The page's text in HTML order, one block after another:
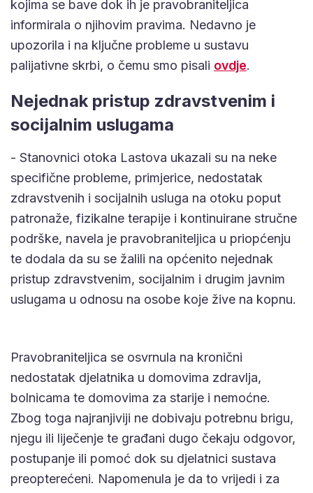
kojima se bave dok ih je pravobraniteljica
informirala o njihovim pravima. Nedavno je
upozorila i na ključne probleme u sustavu
palijativne skrbi, o čemu smo pisali ovdje.
Nejednak pristup zdravstvenim i
socijalnim uslugama
- Stanovnici otoka Lastova ukazali su na neke
specifične probleme, primjerice, nedostatak
zdravstvenih i socijalnih usluga na otoku poput
patronaže, fizikalne terapije i kontinuirane stručne
podrške, navela je pravobraniteljica u priopćenju
te dodala da su se žalili na općenito nejednak
pristup zdravstvenim, socijalnim i drugim javnim
uslugama u odnosu na osobe koje žive na kopnu.
Pravobraniteljica se osvrnula na kronični
nedostatak djelatnika u domovima zdravlja,
bolnicama te domovima za starije i nemoćne.
Zbog toga najranjiviji ne dobivaju potrebnu brigu,
njegu ili liječenje te građani dugo čekaju odgovor,
postupanje ili pomoć dok su djelatnici sustava
preopterećeni. Napomenula je da to vrijedi i za